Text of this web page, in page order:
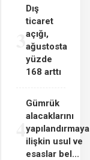
3
Dış
ticaret
açığı,
ağustosta
yüzde
168 arttı
4
Gümrük
alacaklarını
yapılandırmaya
ilişkin usul ve
esaslar bel...